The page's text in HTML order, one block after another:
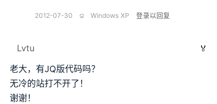
2012-07-30 ⫑ Windows XP 登录以回复
Lvtu 🏅
老大，有JQ版代码吗？
无冷的站打不开了！
谢谢！